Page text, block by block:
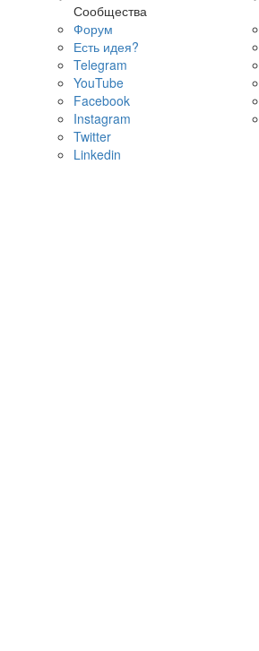
Сообщества
Форум
Есть идея?
Telegram
YouTube
Facebook
Instagram
Twitter
Linkedin